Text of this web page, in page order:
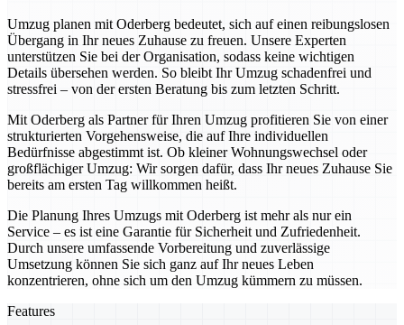
Umzug planen mit Oderberg bedeutet, sich auf einen reibungslosen
Übergang in Ihr neues Zuhause zu freuen. Unsere Experten
unterstützen Sie bei der Organisation, sodass keine wichtigen
Details übersehen werden. So bleibt Ihr Umzug schadenfrei und
stressfrei – von der ersten Beratung bis zum letzten Schritt.
Mit Oderberg als Partner für Ihren Umzug profitieren Sie von einer
strukturierten Vorgehensweise, die auf Ihre individuellen
Bedürfnisse abgestimmt ist. Ob kleiner Wohnungswechsel oder
großflächiger Umzug: Wir sorgen dafür, dass Ihr neues Zuhause Sie
bereits am ersten Tag willkommen heißt.
Die Planung Ihres Umzugs mit Oderberg ist mehr als nur ein
Service – es ist eine Garantie für Sicherheit und Zufriedenheit.
Durch unsere umfassende Vorbereitung und zuverlässige
Umsetzung können Sie sich ganz auf Ihr neues Leben
konzentrieren, ohne sich um den Umzug kümmern zu müssen.
Features